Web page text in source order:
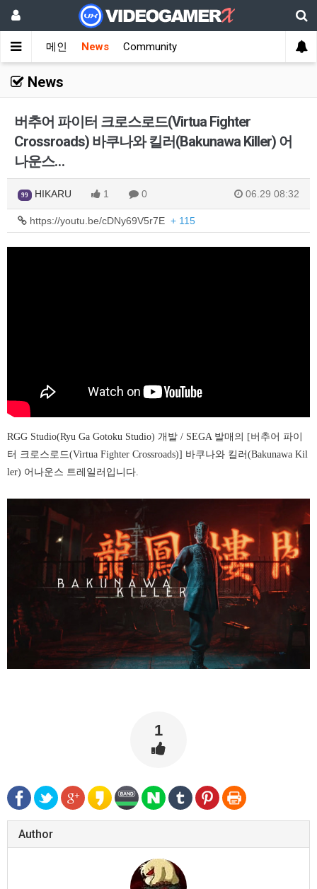
메인 News Community
News
버추어 파이터 크로스로드(Virtua Fighter
Crossroads) 바쿠나와 킬러(Bakunawa Killer) 어
나운스…
99 HIKARU 1 0 06.29 08:32
https://youtu.be/cDNy69V5r7E + 115
RGG Studio(Ryu Ga Gotoku Studio) 개발 / SEGA 발매의 [버추어 파이
터 크로스로드(Virtua Fighter Crossroads)] 바쿠나와 킬러(Bakunawa Kil
ler) 어나운스 트레일러입니다.
1
Author